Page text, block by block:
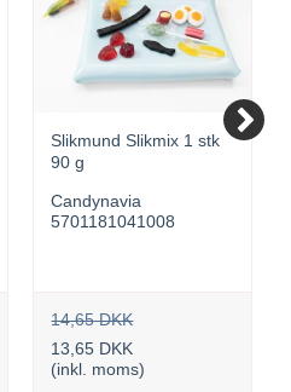
Slikmund Slikmix 1 stk
90 g
Candynavia
5701181041008
14,65 DKK
13,65 DKK
(inkl. moms)